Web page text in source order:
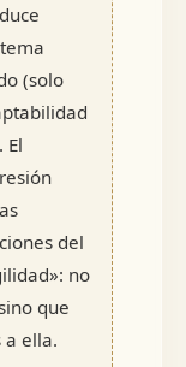
(solo
El
del
no
que
a ella.